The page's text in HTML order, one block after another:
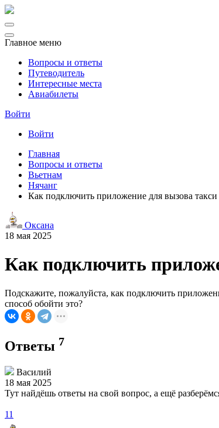
Главное меню
Вопросы и ответы
Путеводитель
Интересные места
Авиабилеты
Войти
Войти
Главная
Вопросы и ответы
Вьетнам
Нячанг
Как подключить приложение для вызова
Оксана
18 мая 2025
Как подключить
Подскажите, пожалуйста, как подключить
способ обойти это?
Ответы 7
Василий
18 мая 2025
Тут найдёшь ответы на свой вопрос, а ещё
11